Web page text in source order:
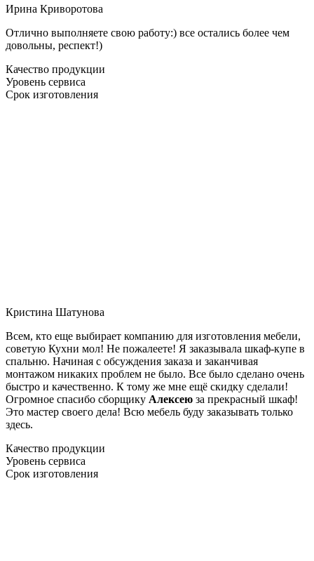
Ирина Криворотова
Отлично выполняете свою работу:) все остались более чем
довольны, респект!)
Качество продукции
Уровень сервиса
Срок изготовления
Кристина Шатунова
Всем, кто еще выбирает компанию для изготовления мебели,
советую Кухни мол! Не пожалеете! Я заказывала шкаф-купе в
спальню. Начиная с обсуждения заказа и заканчивая
монтажом никаких проблем не было. Все было сделано очень
быстро и качественно. К тому же мне ещё скидку сделали!
Огромное спасибо сборщику Алексею за прекрасный шкаф!
Это мастер своего дела! Всю мебель буду заказывать только
здесь.
Качество продукции
Уровень сервиса
Срок изготовления